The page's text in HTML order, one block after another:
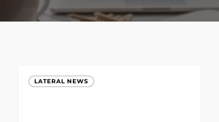
informatica
LATERAL NEWS